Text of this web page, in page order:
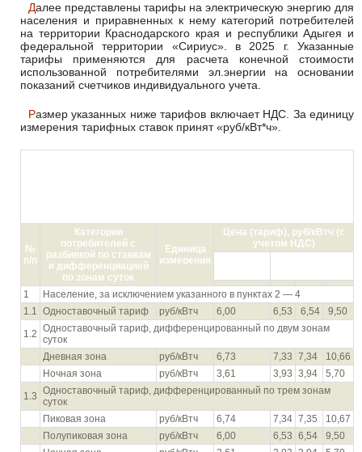
Далее представлены тарифы на электрическую энергию для
населения и приравненных к нему категорий потребителей
на территории Краснодарского края и республики Адыгея и
федеральной территории «Сириус». в 2025 г. Указанные
тарифы применяются для расчета конечной стоимости
использованной потребителями эл.энергии на основании
показаний счетчиков индивидуального учета.
Размер указанных ниже тарифов включает НДС. За единицу
измерения тарифных ставок принят «руб/кВт*ч».
№
п/п
Категории
потребителей с
разбивкой по ставкам
и дифференциацией
по зонам суток
Единица
измерения
Цена (тариф), руб/кВтч (с
учетом НДС)
1
Население, за исключением указанного в пунктах 2 — 4
1.1 Одноставочный тариф руб/кВтч 6,00 6,53 6,54
9,50
1.2 Одноставочный тариф, дифференцированный по двум зонам
суток
Дневная зона
руб/кВтч 6,73 7,33 7,34
10,66
Ночная зона
руб/кВтч 3,61 3,93 3,94
5,70
1.3 Одноставочный тариф, дифференцированный по трем зонам
суток
Пиковая зона
руб/кВтч 6,74 7,34 7,35
10,67
Полупиковая зона
руб/кВтч 6,00 6,53 6,54
9,50